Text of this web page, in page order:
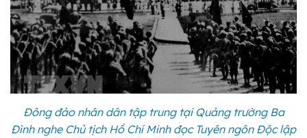
Đông đảo nhân dân tập trung tại Quảng trường Ba
Đình nghe Chủ tịch Hồ Chí Minh đọc Tuyên ngôn Độc lập